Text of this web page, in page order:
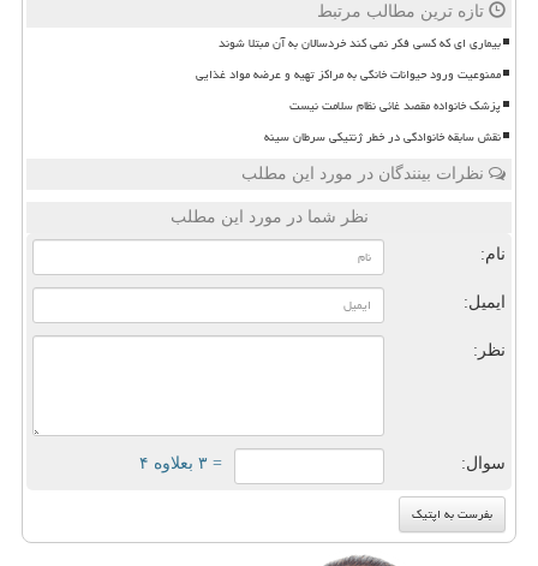
تازه ترین مطالب مرتبط
بیماری ای که کسی فکر نمی کند خردسالان به آن مبتلا شوند
ممنوعیت ورود حیوانات خانگی به مراکز تهیه و عرضه مواد غذایی
پزشک خانواده مقصد غائی نظام سلامت نیست
نقش سابقه خانوادگی در خطر ژنتیکی سرطان سینه
نظرات بینندگان در مورد این مطلب
نظر شما در مورد این مطلب
نام:
ایمیل:
نظر:
سوال: = ۳ بعلاوه ۴